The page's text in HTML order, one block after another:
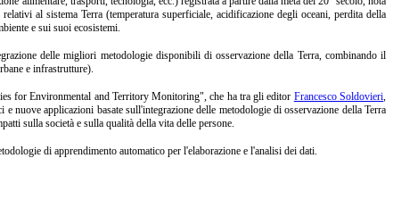
al sistema Terra (temperatura superficiale, acidificazione degli oceani, perdita della
e sui suoi ecosistemi.
delle migliori metodologie disponibili di osservazione della Terra, combinando il
e infrastrutture).
for Environmental and Territory Monitoring", che ha tra gli editor Francesco Soldovieri,
nuove applicazioni basate sull'integrazione delle metodologie di osservazione della Terra
sulla società e sulla qualità della vita delle persone.
di apprendimento automatico per l'elaborazione e l'analisi dei dati.